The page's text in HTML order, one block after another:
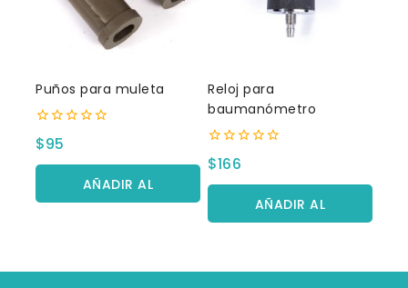
Puños para muleta
0
fuera
de
$95
AÑADIR AL
CARRITO
Reloj para
baumanómetro
0
fuera
de
$166
AÑADIR AL
CARRITO